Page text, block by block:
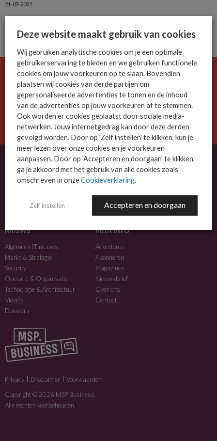
21-07-2022
De ICT-wereld is snel. Mis niets.
Meld je nu aan voor de MSP Business nieuwsbrief.
AANMELDEN
OVER MSP BUSINESS
MSP Business is het kennisplatform voor IT-dienstverleners met MKB-focus.
DutchIT.com.
NIEUWS
Algemeen IT nieuws
Markt & Strategie
Security
Operatie & Organisatie
Technologie & Architectuur
Video’s
Dossiers
MEER INFO
Adverteren
Abonneren
Magazines
Nieuwsbrief
Over ons
Contact
Privacy Disclaimer
Voorwaarden
Copyright © 2026 MSP Business.
Alle rechten voorbehouden.
Deze website maakt gebruik van cookies
Wij gebruiken analytische cookies om je een optimale
gebruikerservaring te bieden en we gebruiken functionele
cookies om jouw voorkeuren op te slaan. Bovendien
plaatsen wij cookies van derde partijen om
gepersonaliseerde advertenties te tonen en de inhoud
van de advertenties op jouw voorkeuren af te stemmen.
Ook worden er cookies geplaatst door sociale media-
netwerken. Jouw internetgedrag kan door deze derden
gevolgd worden. Door op 'Zelf instellen' te klikken, kun je
meer lezen over onze cookies en je voorkeuren
aanpassen. Door op 'Accepteren en doorgaan' te klikken,
ga je akkoord met het gebruik van alle cookies zoals
omschreven in onzeCookieverklaring.
Zelf instellen Accepteren en doorgaan